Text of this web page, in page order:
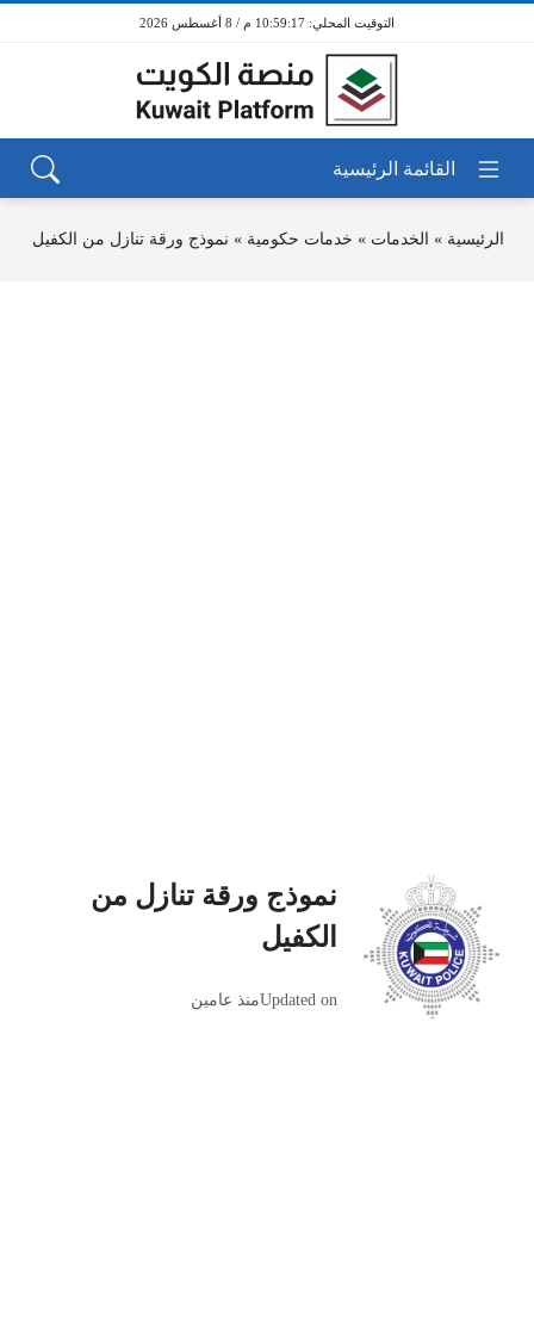
10:59:17 م / 8 أغسطس 2026
الرئيسية » الخدمات » خدمات حكومية » نموذج ورقة تنازل من الكفيل
نموذج ورقة تنازل من
الكفيل
Updated onمنذ عامين